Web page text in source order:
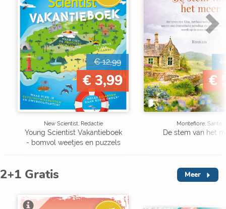
€ 12,99
€ 3,99
New Scientist, Redactie
Young Scientist Vakantieboek
- bomvol weetjes en puzzels
€
€
Montefiore, Santa
De stem van het
2+1 Gratis Meer